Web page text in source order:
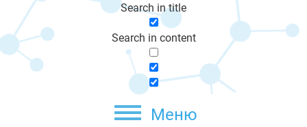
Search in title
Search in content
Меню